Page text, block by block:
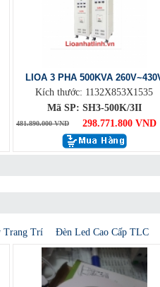
LIOA 3 PHA 500KVA
Kích thước: 1132X853X1535
Mã SP: SH3-500K/3II
481.890.000 VND 298.771.800 VND
Trang Trí Đèn Led Cao Cấp TLC